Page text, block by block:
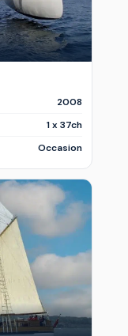
2008
1 x 37ch
Occasion